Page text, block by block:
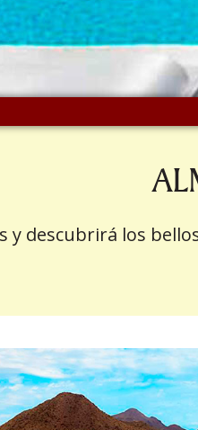
y descubrirá los